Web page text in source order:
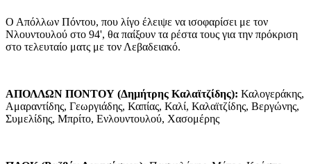
Ο Απόλλων Πόντου, που λίγο έλειψε να ισοφαρίσει με τον
Νλουντουλού στο 94', θα παίξουν τα ρέστα τους για την πρόκριση
στο τελευταίο ματς με τον Λεβαδειακό.
ΑΠΟΛΛΩΝ ΠΟΝΤΟΥ (Δημήτρης Καλαϊτζίδης): Καλογεράκης,
Αμαραντίδης, Γεωργιάδης, Καπίας, Καλί, Καλαϊτζίδης, Βεργώνης,
Συμελίδης, Μπρίτο, Ενλουντουλού, Χασομέρης